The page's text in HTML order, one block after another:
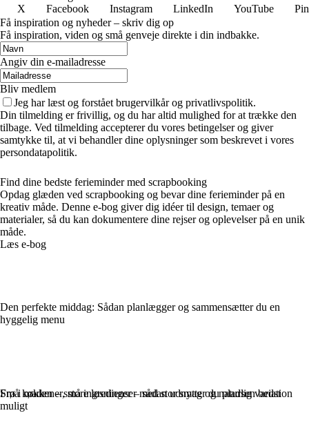
X
Facebook Instagram LinkedIn YouTube
Få inspiration og nyheder – skriv dig op
Få inspiration, viden og små genveje direkte i din indbakke.
Angiv din e-mailadresse
Bliv medlem
Jeg har læst og forstået brugervilkår og privatlivspolitik.
Din tilmelding er frivillig, og du har altid mulighed for at trække den
tilbage. Ved tilmelding accepterer du vores betingelser og giver
samtykke til, at vi behandler dine oplysninger som beskrevet i vores
persondatapolitik.
Find dine bedste ferieminder med scrapbooking
Opdag glæden ved scrapbooking og bevar dine ferieminder på en
kreativ måde. Denne e-bog giver dig idéer til design, temaer og
materialer, så du kan dokumentere dine rejser og oplevelser på en unik
måde.
Læs e-bog
Den perfekte middag: Sådan planlægger og sammensætter du en
hyggelig menu
Frø i maden – små ingredienser med stor smag og naturlig variation
Små køkkener, store løsninger – sådan udnytter du pladsen bedst
muligt